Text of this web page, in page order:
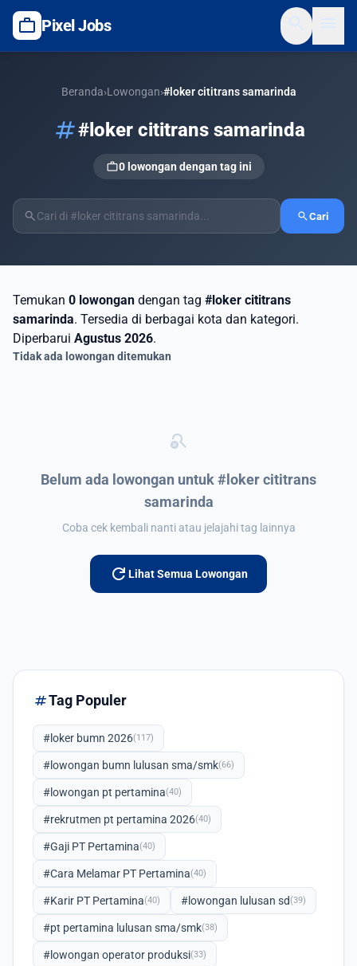
work Pixel Jobs
Beranda›Lowongan›#loker cititrans samarinda
tag#loker cititrans samarinda
work0 lowongan dengan tag ini
search searchCari
Temukan 0 lowongan dengan tag #loker cititrans
samarinda. Tersedia di berbagai kota dan kategori.
Diperbarui Agustus 2026.
Tidak ada lowongan ditemukan
search_off
Belum ada lowongan untuk #loker cititrans
samarinda
Coba cek kembali nanti atau jelajahi tag lainnya
refresh Lihat Semua Lowongan
tagTag Populer
#loker bumn 2026(117)
#lowongan bumn lulusan sma/smk(66)
#lowongan pt pertamina(40)
#rekrutmen pt pertamina 2026(40)
#Gaji PT Pertamina(40)
#Cara Melamar PT Pertamina(40)
#Karir PT Pertamina(40) #lowongan lulusan sd(39)
#pt pertamina lulusan sma/smk(38)
#lowongan operator produksi(33)